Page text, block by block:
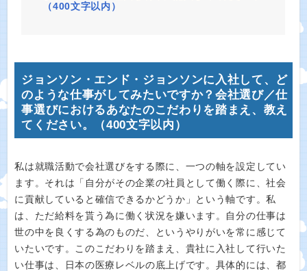
（400文字以内）
ジョンソン・エンド・ジョンソンに入社して、ど
のような仕事がしてみたいですか？会社選び／仕
事選びにおけるあなたのこだわりを踏まえ、教え
てください。（400文字以内）
私は就職活動で会社選びをする際に、一つの軸を設定してい
ます。それは「自分がその企業の社員として働く際に、社会
に貢献していると確信できるかどうか」という軸です。私
は、ただ給料を貰う為に働く状況を嫌います。自分の仕事は
世の中を良くする為のものだ、というやりがいを常に感じて
いたいです。このこだわりを踏まえ、貴社に入社して行いた
い仕事は、日本の医療レベルの底上げです。具体的には、都